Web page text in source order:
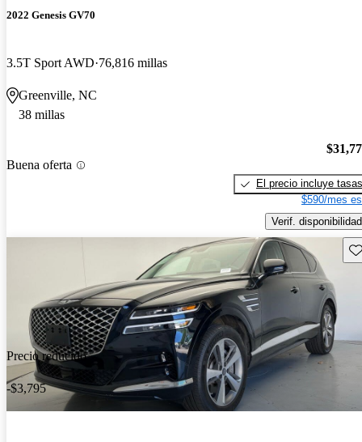
2022 Genesis GV70
3.5T Sport AWD 76,816 millas
Greenville, NC
38 millas
Buena oferta
El precio incluye tasas
$590/mes
Verif. disponibilidad
Precio reducido
-$3,795